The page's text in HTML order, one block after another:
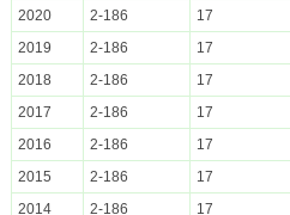
2020
2-186
17
2019
2-186
17
2018
2-186
17
2017
2-186
17
2016
2-186
17
2015
2-186
17
2014
2-186
17